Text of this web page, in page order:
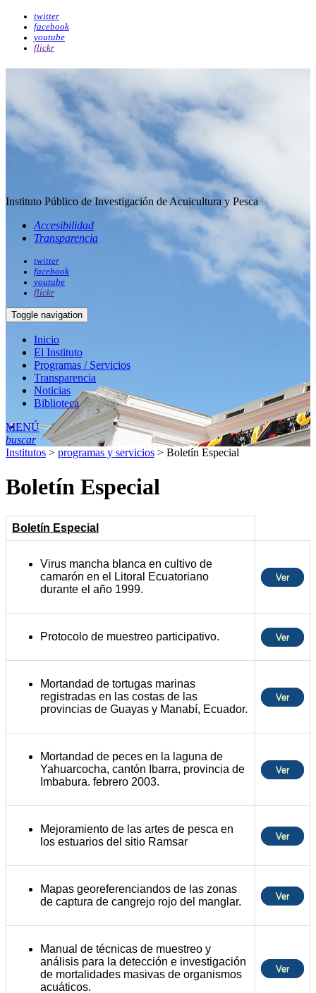
twitter
facebook
youtube
flickr
Instituto Público de Investigación de Acuicultura y Pesca
Accesibilidad
Transparencia
twitter
facebook
youtube
flickr
Toggle navigation
Inicio
El Instituto
Programas / Servicios
Transparencia
Noticias
Biblioteca
MENÚ
buscar
Institutos > programas y servicios > Boletín Especial
Boletín Especial
Boletín Especial
Virus mancha blanca en cultivo de
camarón en el Litoral Ecuatoriano
durante el año 1999.
Ver
Protocolo de muestreo participativo. Ver
Mortandad de tortugas marinas
registradas en las costas de las
provincias de Guayas y Manabí, Ecuador.
Ver
Mortandad de peces en la laguna de
Yahuarcocha, cantón Ibarra, provincia de
Imbabura. febrero 2003.
Ver
Mejoramiento de las artes de pesca en
los estuarios del sitio Ramsar
Ver
Mapas georeferenciandos de las zonas
de captura de cangrejo rojo del manglar.
Ver
Manual de técnicas de muestreo y
análisis para la detección e investigación
de mortalidades masivas de organismos
acuáticos.
Ver